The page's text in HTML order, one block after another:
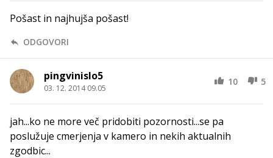
Pošast in najhujša pošast!
ODGOVORI
pingvinislo5
03. 12. 2014 09.05
10 5
jah...ko ne more več pridobiti pozornosti...se pa
poslužuje cmerjenja v kamero in nekih aktualnih
zgodbic...